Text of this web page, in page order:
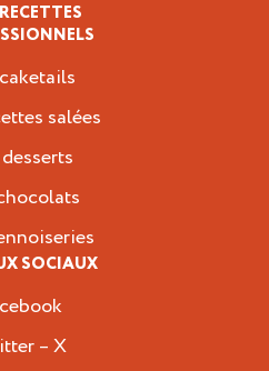
salées
SOCIAUX
– X